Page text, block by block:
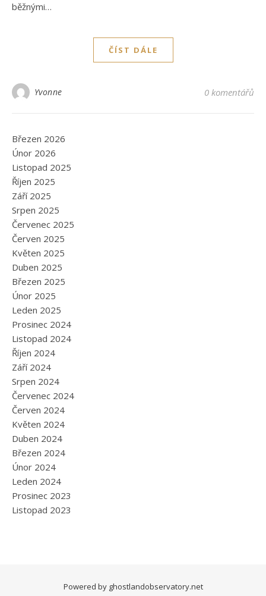
běžnými…
ČÍST DÁLE
Yvonne 0 komentářů
Březen 2026
Únor 2026
Listopad 2025
Říjen 2025
Září 2025
Srpen 2025
Červenec 2025
Červen 2025
Květen 2025
Duben 2025
Březen 2025
Únor 2025
Leden 2025
Prosinec 2024
Listopad 2024
Říjen 2024
Září 2024
Srpen 2024
Červenec 2024
Červen 2024
Květen 2024
Duben 2024
Březen 2024
Únor 2024
Leden 2024
Prosinec 2023
Listopad 2023
Powered by ghostlandobservatory.net